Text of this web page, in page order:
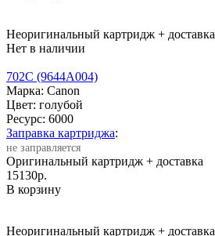
Неоригинальный картридж + доставка
Нет в наличии
702C (9644A004)
Марка: Canon
Цвет: голубой
Ресурс: 6000
Заправка картриджа:
не заправляется
Оригинальный картридж + доставка
15130р.
В корзину
Неоригинальный картридж + доставка